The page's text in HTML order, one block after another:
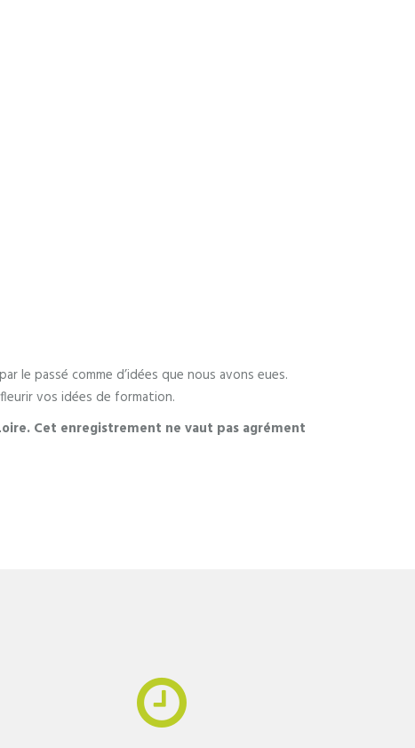
le passé comme d’idées que nous avons eues.
vos idées de formation.
Cet enregistrement ne vaut pas agrément